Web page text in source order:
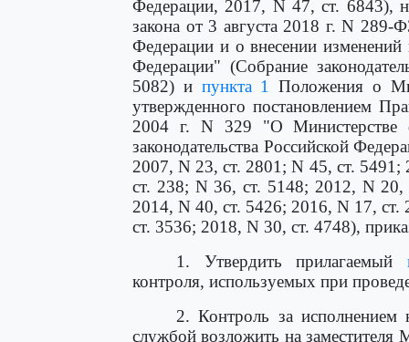
Федерации, 2017, N 47, ст. 6843),
закона от 3 августа 2018 г. N
Федерации и о внесении изменений
Федерации" (Собрание
5082) и пункта 1
Положения о
утвержденного постановлением
2004 г. N 329 "О Министерстве
законодательства Российской
2007, N 23, ст. 2801; N 45, ст.
ст. 238; N 36, ст. 5148; 2012, N
2014, N 40, ст. 5426; 2016, N 17,
ст. 3536; 2018, N 30, ст. 4748),
1. Утвердить прилагаемый
контроля, используемых при
2. Контроль за исполнением
службой возложить на